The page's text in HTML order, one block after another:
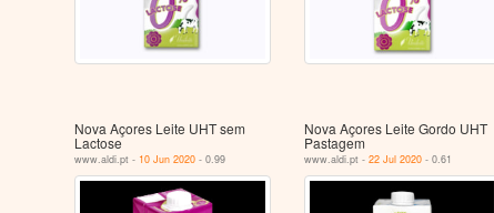
Nova Açores Leite UHT sem
Lactose
www.aldi.pt - 10 Jun 2020 - 0.99
Nova Açores Leite Gordo UHT
Pastagem
www.aldi.pt - 22 Jul 2020- 0.61